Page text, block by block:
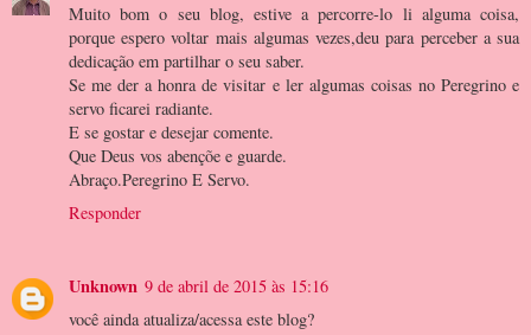
Muito bom o seu blog, estive a percorre-lo li alguma coisa,
porque espero voltar mais algumas vezes,deu para perceber a sua
dedicação em partilhar o seu saber.
Se me der a honra de visitar e ler algumas coisas no Peregrino e
servo ficarei radiante.
E se gostar e desejar comente.
Que Deus vos abençõe e guarde.
Abraço.Peregrino E Servo.
Responder
Unknown 9 de abril de 2015 às 15:16
você ainda atualiza/acessa este blog?